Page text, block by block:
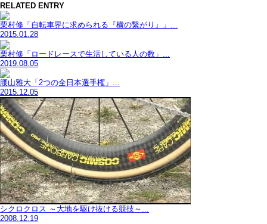
RELATED ENTRY
栗村修「自転車界に求められる『横の繋がり』」...
2015.01.28
栗村修「ロードレースで生活している人の数」...
2019.08.05
腰山雅大「2つの全日本選手権」...
2015.12.05
シクロクロス ～大地を駆け抜ける競技～...
2008.12.19